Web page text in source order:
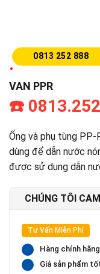
0813 252 888
VAN PPR
☎️
Ống và phụ tùng
dùng để dẫn nước
được sử dụng dẫn
CHÚNG TÔI
Tư Vấn Miễn Phí
Hàng chính
Giá sản phẩm